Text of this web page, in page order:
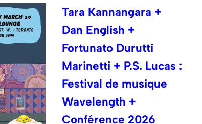
Tara Kannangara +
Dan English +
Fortunato Durutti
Marinetti + P.S. Lucas :
Festival de musique
Wavelength +
Conférence 2026